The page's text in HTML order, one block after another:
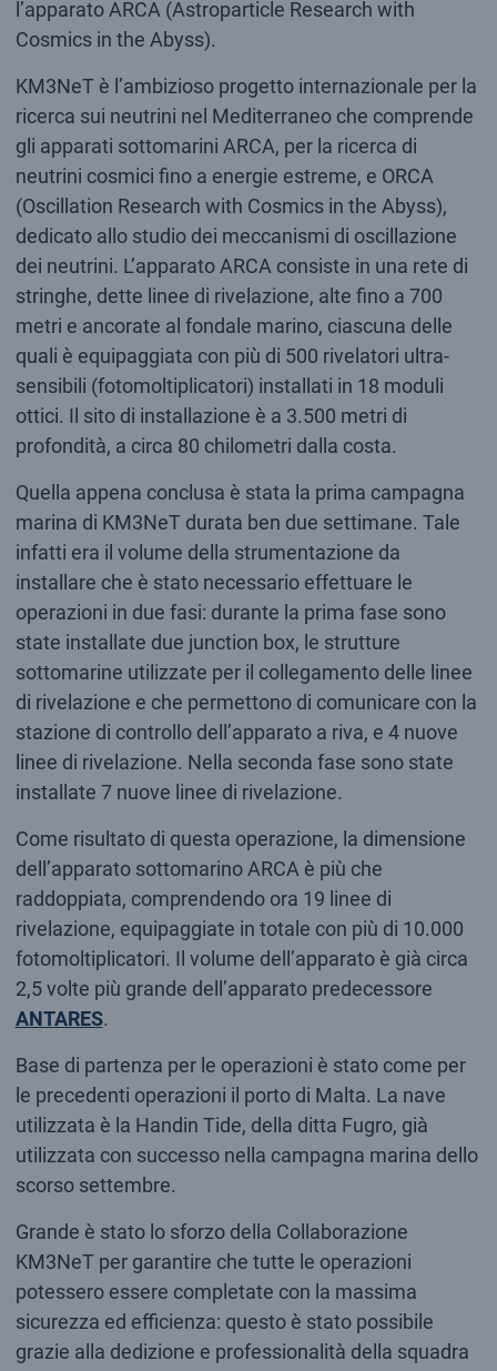
l’apparato ARCA (Astroparticle Research with
Cosmics in the Abyss).
KM3NeT è l’ambizioso progetto internazionale per la
ricerca sui neutrini nel Mediterraneo che comprende
gli apparati sottomarini ARCA, per la ricerca di
neutrini cosmici fino a energie estreme, e ORCA
(Oscillation Research with Cosmics in the Abyss),
dedicato allo studio dei meccanismi di oscillazione
dei neutrini. L’apparato ARCA consiste in una rete di
stringhe, dette linee di rivelazione, alte fino a 700
metri e ancorate al fondale marino, ciascuna delle
quali è equipaggiata con più di 500 rivelatori ultra-
sensibili (fotomoltiplicatori) installati in 18 moduli
ottici. Il sito di installazione è a 3.500 metri di
profondità, a circa 80 chilometri dalla costa.
Quella appena conclusa è stata la prima campagna
marina di KM3NeT durata ben due settimane. Tale
infatti era il volume della strumentazione da
installare che è stato necessario effettuare le
operazioni in due fasi: durante la prima fase sono
state installate due junction box, le strutture
sottomarine utilizzate per il collegamento delle linee
di rivelazione e che permettono di comunicare con la
stazione di controllo dell’apparato a riva, e 4 nuove
linee di rivelazione. Nella seconda fase sono state
installate 7 nuove linee di rivelazione.
Come risultato di questa operazione, la dimensione
dell’apparato sottomarino ARCA è più che
raddoppiata, comprendendo ora 19 linee di
rivelazione, equipaggiate in totale con più di 10.000
fotomoltiplicatori. Il volume dell’apparato è già circa
2,5 volte più grande dell’apparato predecessore
ANTARES.
Base di partenza per le operazioni è stato come per
le precedenti operazioni il porto di Malta. La nave
utilizzata è la Handin Tide, della ditta Fugro, già
utilizzata con successo nella campagna marina dello
scorso settembre.
Grande è stato lo sforzo della Collaborazione
KM3NeT per garantire che tutte le operazioni
potessero essere completate con la massima
sicurezza ed efficienza: questo è stato possibile
grazie alla dedizione e professionalità della squadra